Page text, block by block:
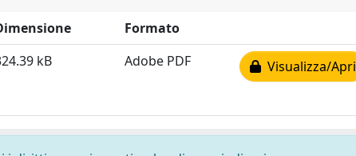
Formato
kB Adobe PDF Visualizza/Apri